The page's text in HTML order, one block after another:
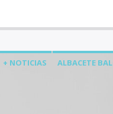
+ NOTICIAS ALBACETE